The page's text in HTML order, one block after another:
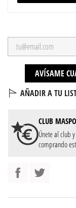
AVÍSAME
AÑADIR A TU
CLUB
Únete al club
comprando